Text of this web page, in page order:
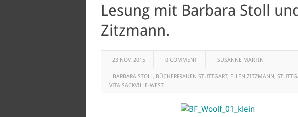
Lesung mit Barbara Stoll
Zitzmann.
23 NOV. 2015 0 COMMENT SUSANNE MARTIN
BARBARA STOLL, BÜCHERFRAUEN STUTTGART, ELLEN ZITZMANN,
VITA SACKVILLE-WEST